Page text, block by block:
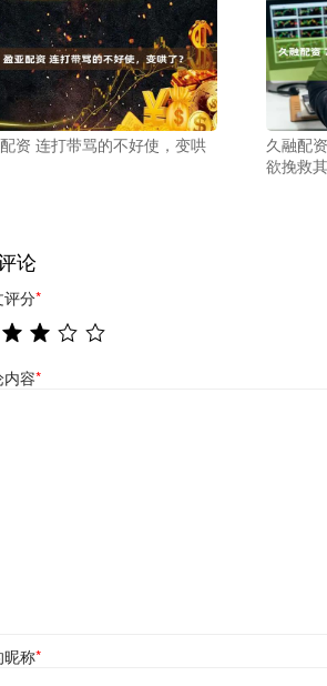
资 连打带骂的不好使，变哄
久融配
欲挽救
论
评分*
容*
昵称*